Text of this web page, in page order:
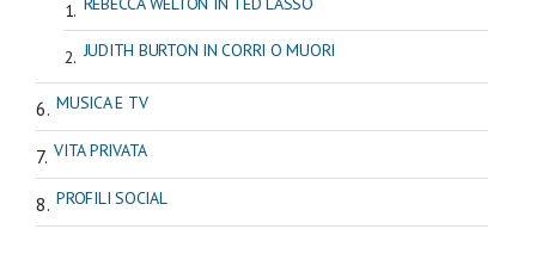
JUDITH BURTON IN CORRI O MUORI
MUSICA E TV
VITA PRIVATA
PROFILI SOCIAL